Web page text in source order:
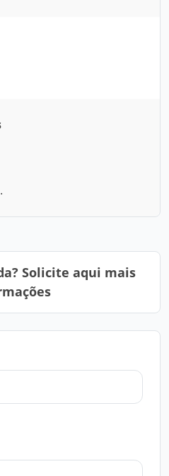
Solicite aqui mais